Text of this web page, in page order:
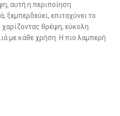
αυτή η περιποίηση
επιταχύνει το
θρέψη, εύκολη
με κάθε χρήση. Η πιο λαμπερή